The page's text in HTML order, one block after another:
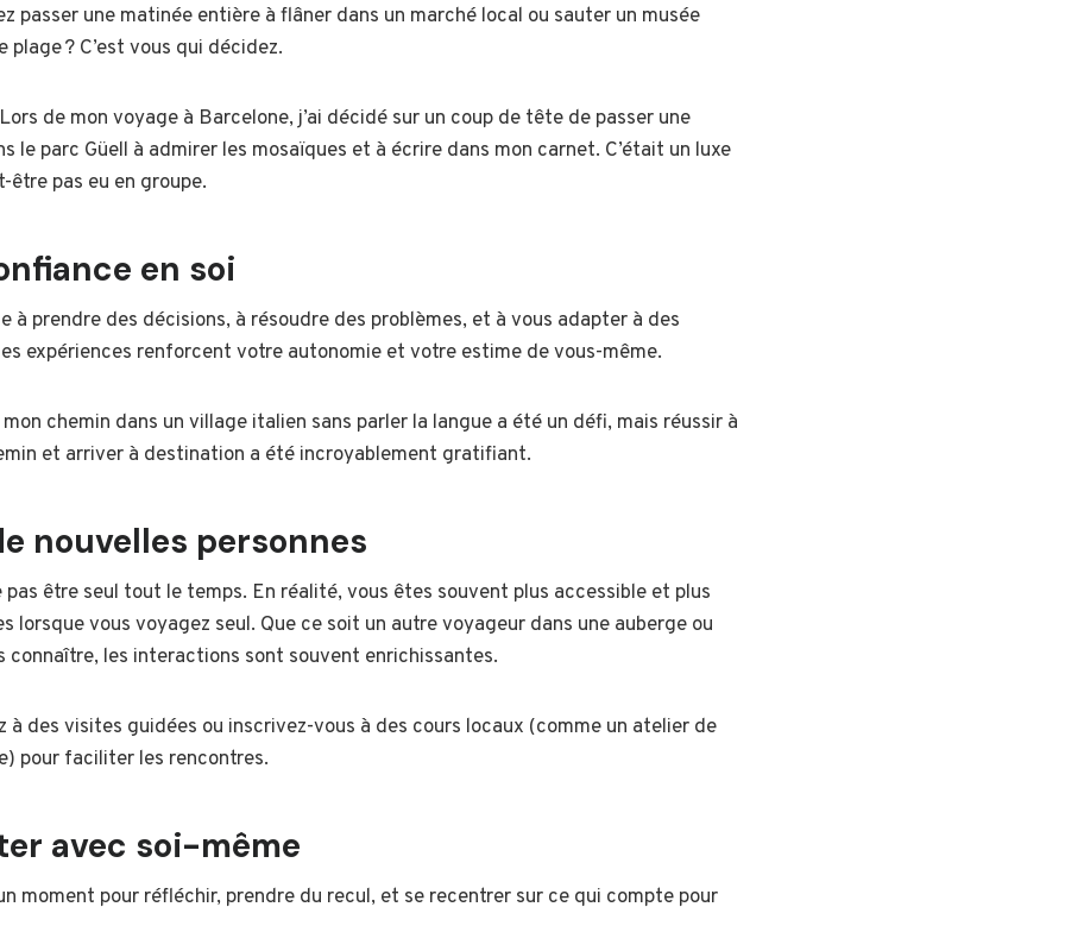
passer une matinée entière à flâner dans un marché local ou sauter un musée
? C’est vous qui décidez.
de mon voyage à Barcelone, j’ai décidé sur un coup de tête de passer une
le parc Güell à admirer les mosaïques et à écrire dans mon carnet. C’était un luxe
être pas eu en groupe.
en soi
à prendre des décisions, à résoudre des problèmes, et à vous adapter à des
expériences renforcent votre autonomie et votre estime de vous-même.
chemin dans un village italien sans parler la langue a été un défi, mais réussir à
et arriver à destination a été incroyablement gratifiant.
nouvelles personnes
pas être seul tout le temps. En réalité, vous êtes souvent plus accessible et plus
lorsque vous voyagez seul. Que ce soit un autre voyageur dans une auberge ou
connaître, les interactions sont souvent enrichissantes.
des visites guidées ou inscrivez-vous à des cours locaux (comme un atelier de
pour faciliter les rencontres.
avec soi-même
moment pour réfléchir, prendre du recul, et se recentrer sur ce qui compte pour